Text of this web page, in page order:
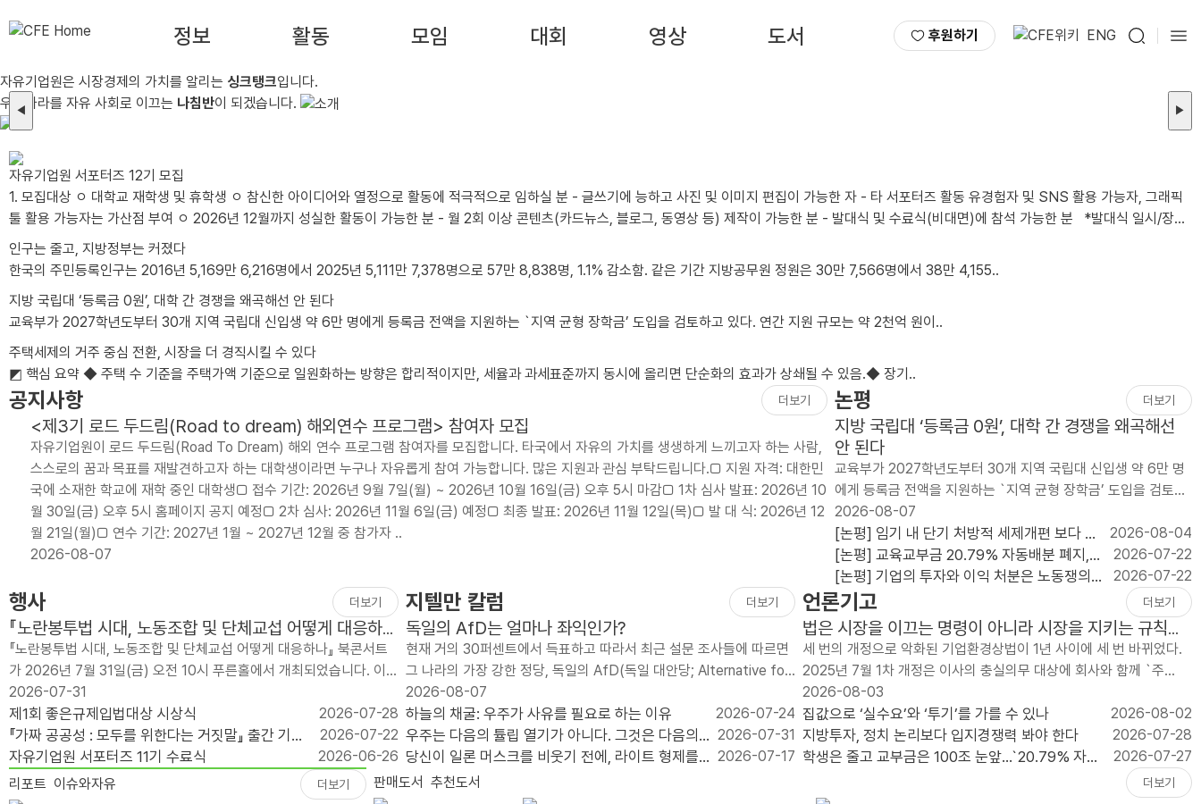
정보 활동 모임 대회 영상 도서 후원하기 ENG
자유기업원은 시장경제의 가치를 알리는 싱크탱크입니다.
우리나라를 자유 사회로 이끄는 나침반이 되겠습니다.
◀ ▶
자유기업원 서포터즈 12기 모집
1. 모집대상 ㅇ 대학교 재학생 및 휴학생 ㅇ 참신한 아이디어와 열정으로 활동에 적극적으로 임하실 분 - 글쓰기에 능하고 사진 및 이미지 편집이 가능한 자 - 타 서포터즈 활동 유경험자 및 SNS 활용 가능자, 그래픽
툴 활용 가능자는 가산점 부여 ㅇ 2026년 12월까지 성실한 활동이 가능한 분 - 월 2회 이상 콘텐츠(카드뉴스, 블로그, 동영상 등) 제작이 가능한 분 - 발대식 및 수료식(비대면)에 참석 가능한 분 *발대식 일시/장
인구는 줄고, 지방정부는 커졌다
한국의 주민등록인구는 2016년 5,169만 6,216명에서 2025년 5,111만 7,378명으로 57만 8,838명, 1.1% 감소함. 같은 기간 지방공무원 정원은 30만 7,566명에서 38만 4,155..
지방 국립대 ‘등록금 0원’, 대학 간 경쟁을 왜곡해선 안 된다
교육부가 2027학년도부터 30개 지역 국립대 신입생 약 6만 명에게 등록금 전액을 지원하는 `지역 균형 장학금’ 도입을 검토하고 있다. 연간 지원 규모는 약 2천억 원이..
주택세제의 거주 중심 전환, 시장을 더 경직시킬 수 있다
◩ 핵심 요약 ◆ 주택 수 기준을 주택가액 기준으로 일원화하는 방향은 합리적이지만, 세율과 과세표준까지 동시에 올리면 단순화의 효과가 상쇄될 수 있음.◆ 장기..
공지사항 더보기
<제3기 로드 두드림(Road to dream) 해외연수 프로그램> 참여자 모집
자유기업원이 로드 두드림(Road To Dream) 해외 연수 프로그램 참여자를 모집합니다. 타국에서 자유의 가치를 생생하게 느끼고자 하는 사람,
스스로의 꿈과 목표를 재발견하고자 하는 대학생이라면 누구나 자유롭게 참여 가능합니다. 많은 지원과 관심 부탁드립니다.□ 지원 자격: 대한민
국에 소재한 학교에 재학 중인 대학생□ 접수 기간: 2026년 9월 7일(월) ~ 2026년 10월 16일(금) 오후 5시 마감□ 1차 심사 발표: 2026년 10
월 30일(금) 오후 5시 홈페이지 공지 예정□ 2차 심사: 2026년 11월 6일(금) 예정□ 최종 발표: 2026년 11월 12일(목)□ 발 대 식: 2026년 12
월 21일(월)□ 연수 기간: 2027년 1월 ~ 2027년 12월 중 참가자 ..
2026-08-07
논평 더보기
지방 국립대 ‘등록금 0원’, 대학 간 경쟁을 왜곡해선
안 된다
교육부가 2027학년도부터 30개 지역 국립대 신입생 약 6만 명
에게 등록금 전액을 지원하는 `지역 균형 장학금’ 도입을 검토하
고 있다. 연간 지원 규모는 약 2천억 원이..
2026-08-07
[논평] 임기 내 단기 처방적 세제개편 보다 단
순하고 예측가능한 세제가 필요하다
2026-08-04
[논평] 교육교부금 20.79% 자동배분 폐지,
늦었지만 반드시 가야 할 재정개혁이다
2026-07-22
[논평] 기업의 투자와 이익 처분은 노동쟁의
대상이 될 수 없다
2026-07-22
행사 더보기
『노란봉투법 시대, 노동조합 및 단체교섭 어떻게 대응하
나?』 출간 기념 북콘서트
『노란봉투법 시대, 노동조합 및 단체교섭 어떻게 대응하나』 북콘서트
가 2026년 7월 31일(금) 오전 10시 푸른홀에서 개최되었습니다. 이번
행사는 개정 노란봉투법 ..
2026-07-31
제1회 좋은규제입법대상 시상식 2026-07-28
『가짜 공공성 : 모두를 위한다는 거짓말』 출간 기념
북콘서트
2026-07-22
자유기업원 서포터즈 11기 수료식 2026-06-26
지텔만 칼럼 더보기
독일의 AfD는 얼마나 좌익인가?
현재 거의 30퍼센트에서 득표하고 따라서 최근 설문 조사들에 따르면
그 나라의 가장 강한 정당, 독일의 AfD(독일 대안당; Alternative for
Germany)는 두 공동 의장 알..
2026-08-07
하늘의 채굴: 우주가 사유를 필요로 하는 이유 2026-07-24
우주는 다음의 튤립 열기가 아니다. 그것은 다음의
인터넷이다.
2026-07-31
당신이 일론 머스크를 비웃기 전에, 라이트 형제를
상기하라
2026-07-17
언론기고 더보기
법은 시장을 이끄는 명령이 아니라 시장을 지키는 규칙이
어야 한다
세 번의 개정으로 악화된 기업환경상법이 1년 사이에 세 번 바뀌었다.
2025년 7월 1차 개정은 이사의 충실의무 대상에 회사와 함께 `주
주’를 넣었고, 사외이사의 이름..
2026-08-03
집값으로 ‘실수요’와 ‘투기’를 가를 수 있나 2026-08-02
지방투자, 정치 논리보다 입지경쟁력 봐야 한다 2026-07-28
학생은 줄고 교부금은 100조 눈앞...`20.79% 자동
2026-07-27
리포트 이슈와자유 더보기 판매도서 추천도서 더보기